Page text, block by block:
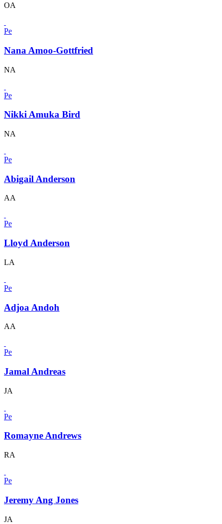
OA
Pe
Nana Amoo-Gottfried
NA
Pe
Nikki Amuka Bird
NA
Pe
Abigail Anderson
AA
Pe
Lloyd Anderson
LA
Pe
Adjoa Andoh
AA
Pe
Jamal Andreas
JA
Pe
Romayne Andrews
RA
Pe
Jeremy Ang Jones
JA